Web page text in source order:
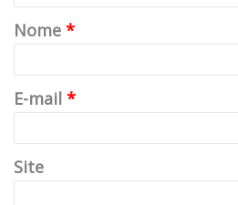
Nome *
E-mail *
Site